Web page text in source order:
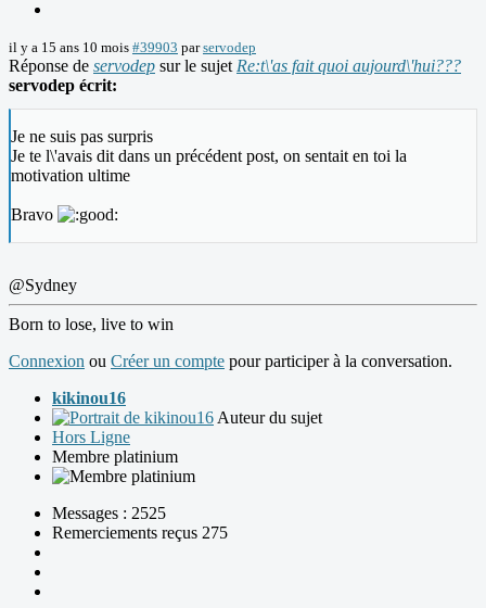
il y a 15 ans 10 mois #39903 parservodep
Réponse de servodep sur le sujet Re:t\'as fait quoi aujourd\'hui???
servodep écrit:
Je ne suis pas surpris
Je te l\'avais dit dans un précédent post, on sentait en toi la
motivation ultime
Bravo
@Sydney
Born to lose, live to win
Connexion ou Créer un compte pour participer à la conversation.
kikinou16
Auteur du sujet
Hors Ligne
Membre platinium
Messages : 2525
Remerciements reçus 275